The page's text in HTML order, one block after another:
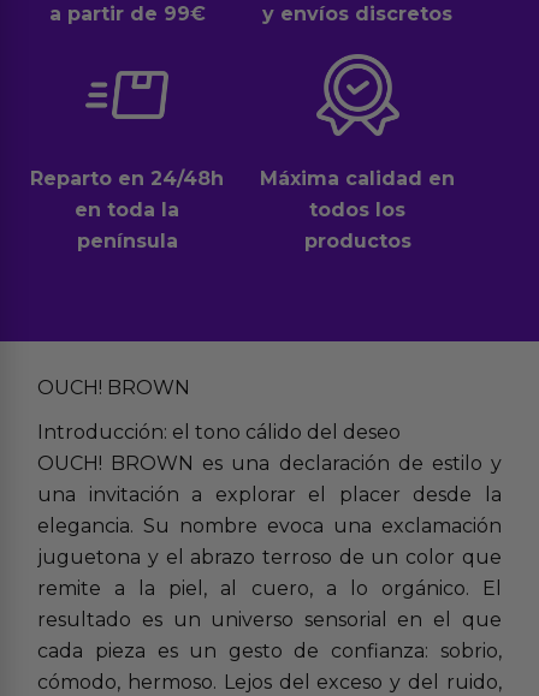
a partir de 99€
y envíos discretos
Reparto en 24/48h
en toda la
península
Máxima calidad en
todos los
productos
OUCH! BROWN
Introducción: el tono cálido del deseo
OUCH! BROWN es una declaración de estilo y
una invitación a explorar el placer desde la
elegancia. Su nombre evoca una exclamación
juguetona y el abrazo terroso de un color que
remite a la piel, al cuero, a lo orgánico. El
resultado es un universo sensorial en el que
cada pieza es un gesto de confianza: sobrio,
cómodo, hermoso. Lejos del exceso y del ruido,